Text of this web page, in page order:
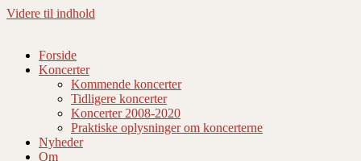
Videre til indhold
Forside
Koncerter
Kommende koncerter
Tidligere koncerter
Koncerter 2008-2020
Praktiske oplysninger om koncerterne
Nyheder
Om